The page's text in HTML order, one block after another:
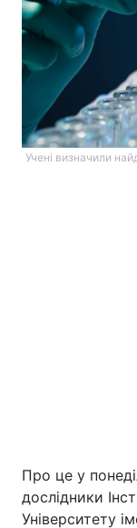
Учені визначили
Про це у
дослідники
Університету